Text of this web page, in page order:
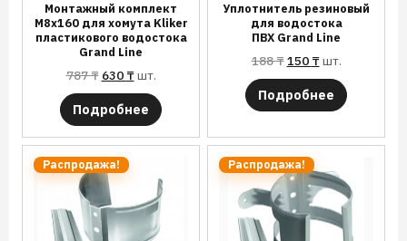
Монтажный комплект
М8х160 для хомута Kliker
пластикового водостока
Grand Line
787₸ 630 ₸шт.
Подробнее
Уплотнитель резиновый
для водостока
ПВХ Grand Line
188₸150 ₸шт.
Подробнее
Распродажа! Распродажа!